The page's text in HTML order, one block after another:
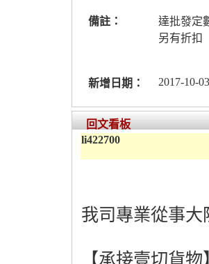
備註：
達批發定
另有折扣
新增日期： 2017-10-
回文看板
li422700
我司專業從事
【承接壹切貨